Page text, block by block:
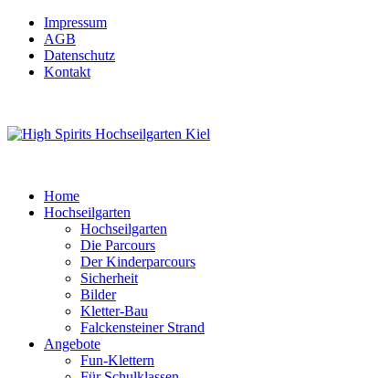
Impressum
AGB
Datenschutz
Kontakt
Home
Hochseilgarten
Hochseilgarten
Die Parcours
Der Kinderparcours
Sicherheit
Bilder
Kletter-Bau
Falckensteiner Strand
Angebote
Fun-Klettern